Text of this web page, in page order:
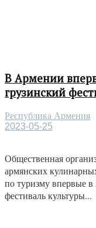
В Армении
грузинский
Республика Армения
2023-05-25
Общественная
армянских
по туризму впервые
фестиваль культуры...